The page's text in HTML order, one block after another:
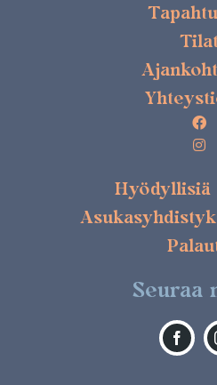
Tilat
Hyödyllisiä
Seuraa